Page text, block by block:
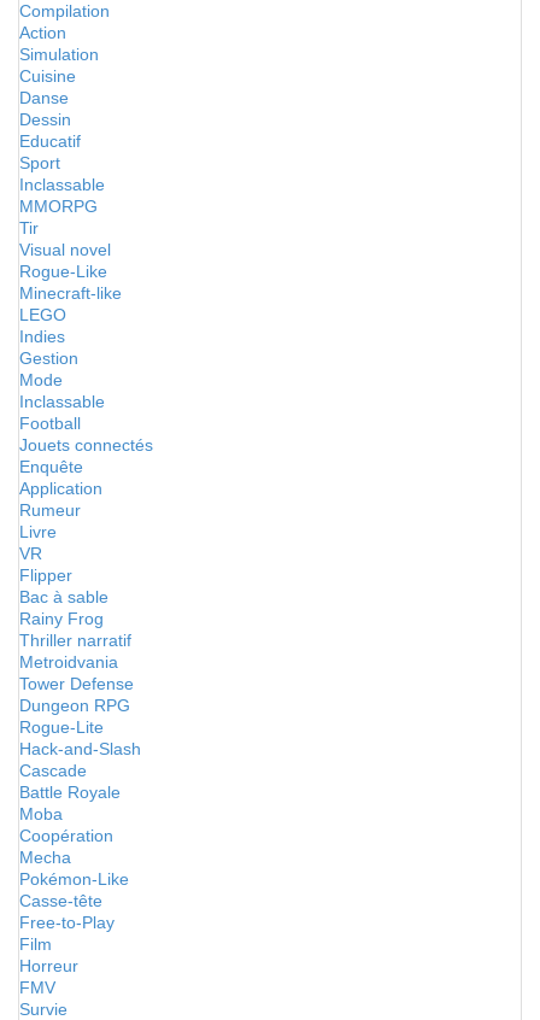
Compilation
Action
Simulation
Cuisine
Danse
Dessin
Educatif
Sport
Inclassable
MMORPG
Tir
Visual novel
Rogue-Like
Minecraft-like
LEGO
Indies
Gestion
Mode
Inclassable
Football
Jouets connectés
Enquête
Application
Rumeur
Livre
VR
Flipper
Bac à sable
Rainy Frog
Thriller narratif
Metroidvania
Tower Defense
Dungeon RPG
Rogue-Lite
Hack-and-Slash
Cascade
Battle Royale
Moba
Coopération
Mecha
Pokémon-Like
Casse-tête
Free-to-Play
Film
Horreur
FMV
Survie